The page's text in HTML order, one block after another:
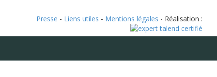
Presse - Liens utiles - Mentions légales - Réalisation :